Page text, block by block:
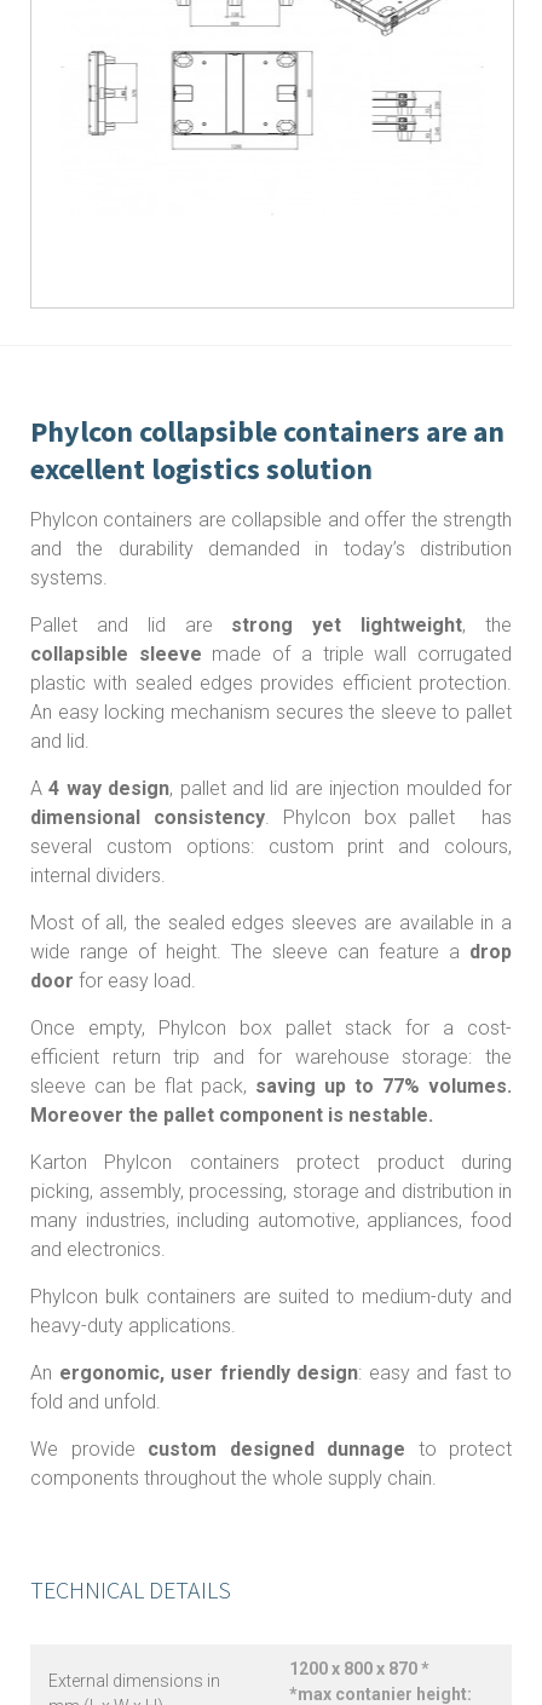
Phylcon collapsible containers are an
excellent logistics solution
Phylcon containers are collapsible and offer the strength
and the durability demanded in today’s distribution
systems.
Pallet and lid are strong yet lightweight, the
collapsible sleeve made of a triple wall corrugated
plastic with sealed edges provides efficient protection.
An easy locking mechanism secures the sleeve to pallet
and lid.
A4 way design, pallet and lid are injection moulded for
dimensional consistency. Phylcon box pallet has
several custom options: custom print and colours,
internal dividers.
Most of all, the sealed edges sleeves are available in a
wide range of height. The sleeve can feature a drop
door for easy load.
Once empty, Phylcon box pallet stack for a cost-
efficient return trip and for warehouse storage: the
sleeve can be flat pack, saving up to 77% volumes.
Moreover the pallet component is nestable.
Karton Phylcon containers protect product during
picking, assembly, processing, storage and distribution in
many industries, including automotive, appliances, food
and electronics.
Phylcon bulk containers are suited to medium-duty and
heavy-duty applications.
An ergonomic, user friendly design: easy and fast to
fold and unfold.
We provide custom designed dunnage to protect
components throughout the whole supply chain.
TECHNICAL DETAILS
External dimensions in
1200 x 800 x 870 *
*max contanier height: